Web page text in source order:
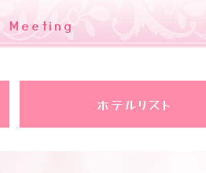
Meeting
ホテルリスト